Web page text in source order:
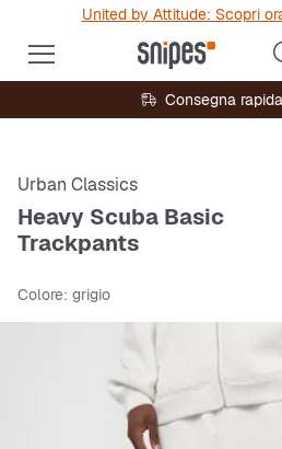
United by Attitude: Scopri
Consegna
Urban Classics
Heavy Scuba Basic
Trackpants
Colore: grigio